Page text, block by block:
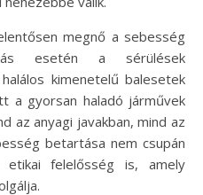
megnő a sebesség
esetén a sérülések
kimenetelű balesetek
a gyorsan haladó járművek
az anyagi javakban, mind az
betartása nem csupán
felelősség is, amely